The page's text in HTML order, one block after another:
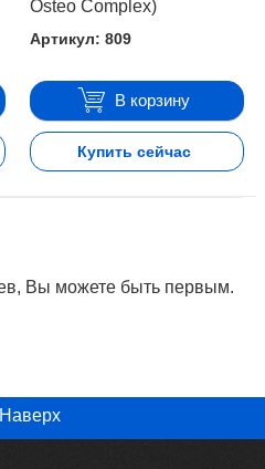
Osteo Complex)
Артикул: 809
В корзину
Купить сейчас
Вы можете быть первым.
Наверх